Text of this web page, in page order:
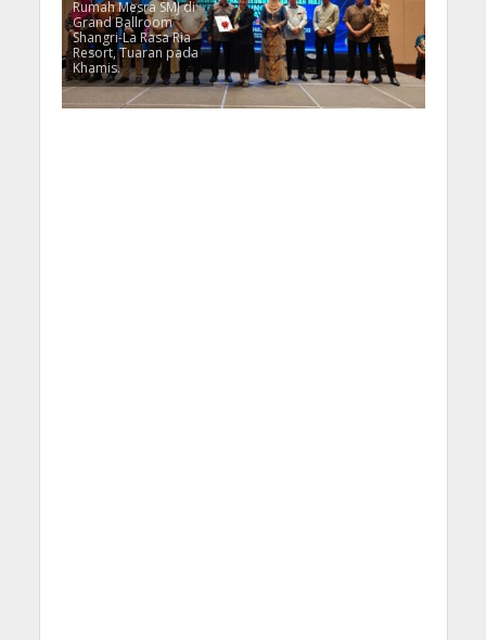
Rumah Mesra SMJ di
Grand Ballroom
Shangri-La Rasa Ria
Resort, Tuaran pada
Khamis.